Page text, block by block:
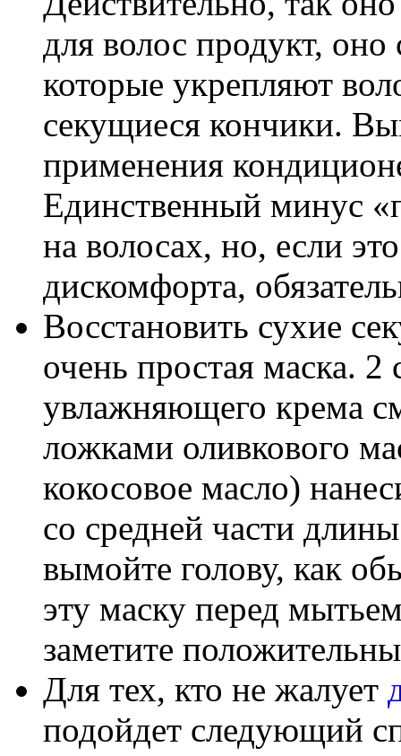
для волос продукт,
которые укрепляют
секущиеся кончики.
применения
Единственный минус
на волосах, но, если
дискомфорта,
Восстановить сухие
очень простая маска.
увлажняющего крема
ложками оливкового
кокосовое масло)
со средней части
вымойте голову, как
эту маску перед
заметите
Для тех, кто не жалует
подойдет следующий